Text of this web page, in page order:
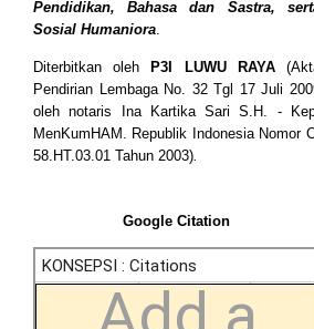
Pendidikan, Bahasa dan Sastra,
Sosial Humaniora.
Diterbitkan olehP3I LUWU RAYA
Pendirian Lembaga No. 32 Tgl 17 Juli
oleh notaris Ina Kartika Sari S.H. -
MenKumHAM. Republik Indonesia Nomor
58.HT.03.01 Tahun 2003)
Google Citation